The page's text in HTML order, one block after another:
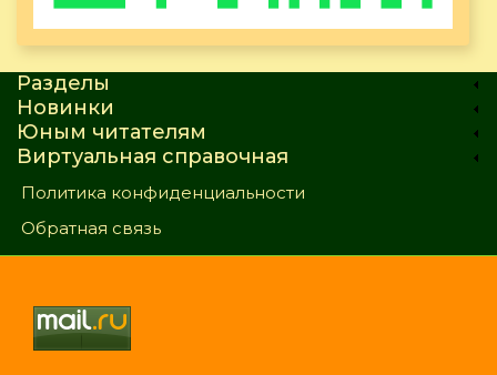
Разделы
Новинки
Юным читателям
Виртуальная справочная
Политика конфиденциальности
Обратная связь